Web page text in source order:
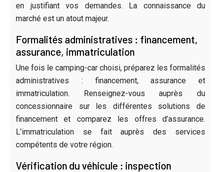
en justifiant vos demandes. La connaissance du
marché est un atout majeur.
Formalités administratives : financement,
assurance, immatriculation
Une fois le camping-car choisi, préparez les formalités
administratives : financement, assurance et
immatriculation. Renseignez-vous auprès du
concessionnaire sur les différentes solutions de
financement et comparez les offres d’assurance.
L’immatriculation se fait auprès des services
compétents de votre région.
Vérification du véhicule : inspection